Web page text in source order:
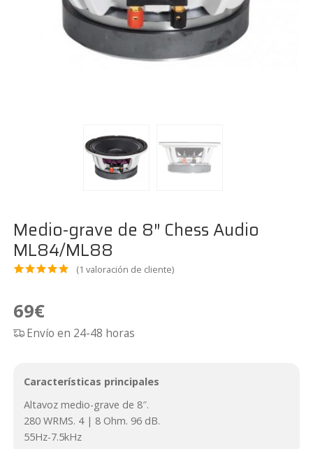
Medio-grave de 8″ Chess Audio
ML84/ML88
do
5.00
sobre 5
basado
cliente
(1 valoración de cliente)
69€
Envío en 24-48 horas
Características principales
Altavoz medio-grave de 8″.
280 WRMS. 4 | 8 Ohm. 96 dB.
55Hz-7.5kHz